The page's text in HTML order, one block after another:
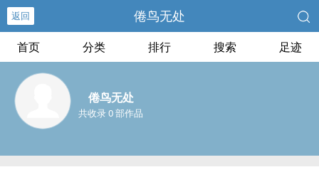
返回 倦鸟无处
首页 分类 排行 搜索 足迹
倦鸟无处
共收录 0 部作品